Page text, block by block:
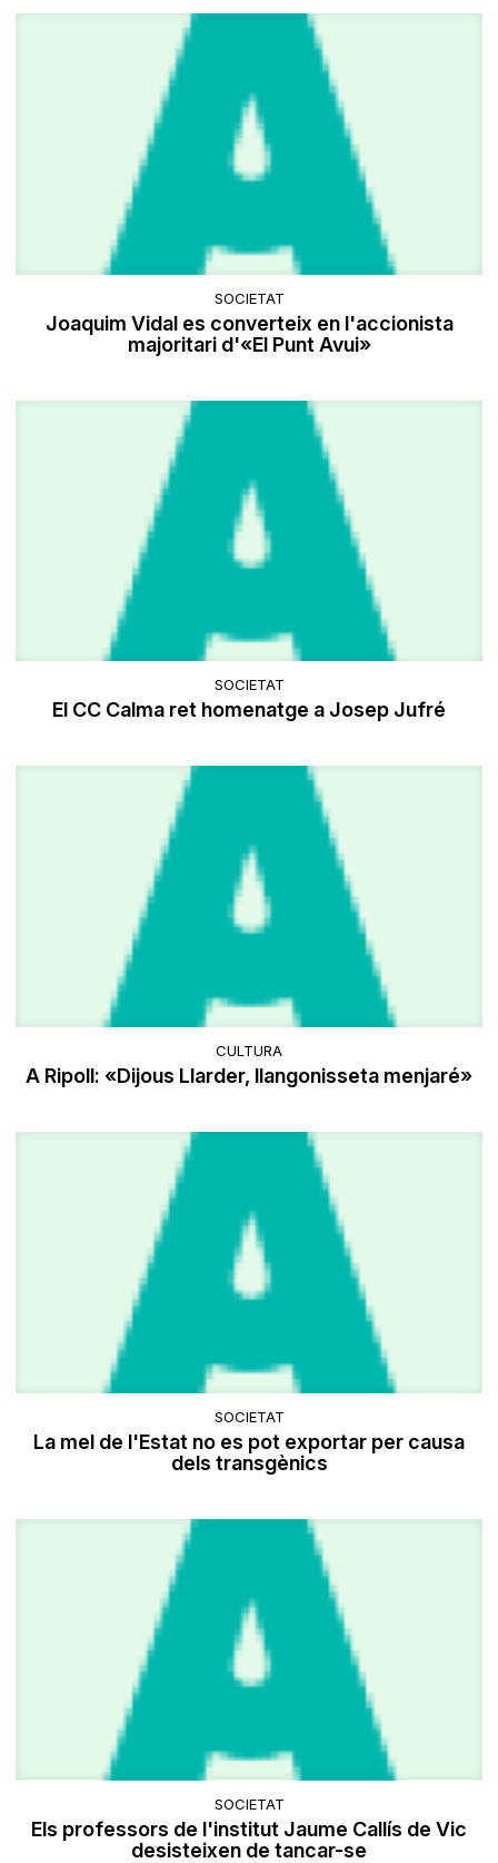
SOCIETAT
Joaquim Vidal es converteix en l'accionista
majoritari d'«El Punt Avui»
SOCIETAT
El CC Calma ret homenatge a Josep Jufré
CULTURA
A Ripoll: «Dijous Llarder, llangonisseta menjaré»
SOCIETAT
La mel de l'Estat no es pot exportar per causa
dels transgènics
SOCIETAT
Els professors de l'institut Jaume Callís de Vic
desisteixen de tancar-se